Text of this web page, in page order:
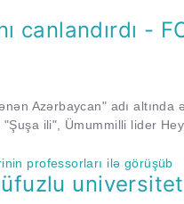
canlandırdı -
Azərbaycan" adı
ili", Ümummilli lider